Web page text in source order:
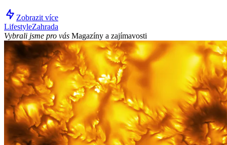
Zobrazit více
LifestyleZahrada
Vybrali jsme pro vás Magazíny a zajímavosti